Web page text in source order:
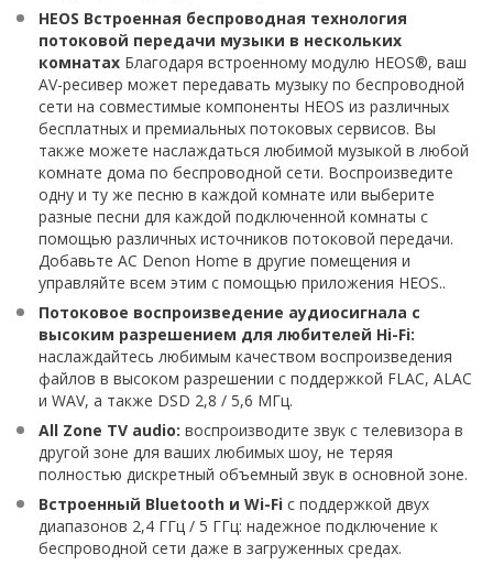
HEOS Встроенная беспроводная технология
потоковой передачи музыки в нескольких
комнатах Благодаря встроенному модулю HEOS®, ваш
AV-ресивер может передавать музыку по беспроводной
сети на совместимые компоненты HEOS из различных
бесплатных и премиальных потоковых сервисов. Вы
также можете наслаждаться любимой музыкой в любой
комнате дома по беспроводной сети. Воспроизведите
одну и ту же песню в каждой комнате или выберите
разные песни для каждой подключенной комнаты с
помощью различных источников потоковой передачи.
Добавьте АС Denon Home в другие помещения и
управляйте всем этим с помощью приложения HEOS..
Потоковое воспроизведение аудиосигнала с
высоким разрешением для любителей Hi-Fi:
наслаждайтесь любимым качеством воспроизведения
файлов в высоком разрешении с поддержкой FLAC, ALAC
и WAV, а также DSD 2,8 / 5,6 МГц.
All Zone TV audio: воспроизводите звук с телевизора в
другой зоне для ваших любимых шоу, не теряя
полностью дискретный объемный звук в основной зоне.
Встроенный Bluetooth и Wi-Fi с поддержкой двух
диапазонов 2,4 ГГц / 5 ГГц: надежное подключение к
беспроводной сети даже в загруженных средах.